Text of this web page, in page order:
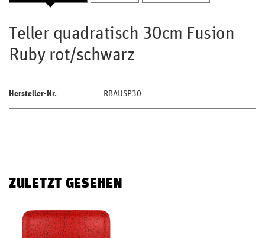
Teller quadratisch 30cm Fusion
Ruby rot/schwarz
Hersteller-Nr. RBAUSP30
ZULETZT GESEHEN